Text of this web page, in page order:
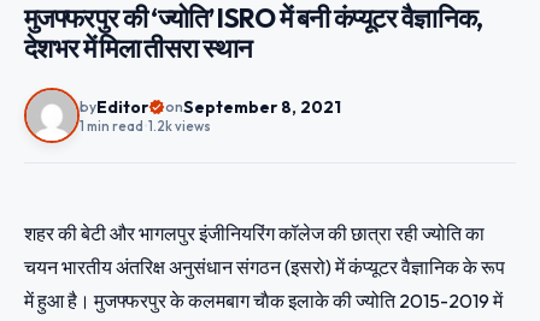
मुजफ्फरपुर की ‘ज्योति’ ISRO में बनी कंप्यूटर वैज्ञानिक,
देशभर में मिला तीसरा स्थान
byEditor onSeptember 8, 2021
1 min read 1.2k views
शहर की बेटी और भागलपुर इंजीनियरिंग कॉलेज की छात्रा रही ज्योति का
चयन भारतीय अंतरिक्ष अनुसंधान संगठन (इसरो) में कंप्यूटर वैज्ञानिक के रूप
में हुआ है। मुजफ्फरपुर के कलमबाग चाैक इलाके की ज्योति 2015-2019 में